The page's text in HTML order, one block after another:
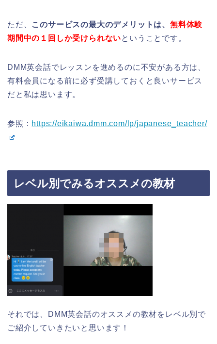
ただ、 このサービスの最大のデメリットは、無料体験
期間中の１回しか受けられないということです。
DMM英会話でレッスンを進めるのに不安がある方は、
有料会員になる前に必ず受講しておくと良いサービス
だと私は思います。
参照： https://eikaiwa.dmm.com/lp/japanese_teacher/
レベル別でみるオススメの教材
それでは、DMM英会話のオススメの教材をレベル別で
ご紹介していきたいと思います！